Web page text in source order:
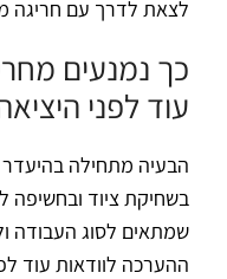
לצאת לדרך עם חריגה
כך נמנעים
עוד לפני
הבעיה מתחילה
בשחיקת ציוד ובחשיפה
שמתאים לסוג העבודה
ההערכה לוודאות עוד